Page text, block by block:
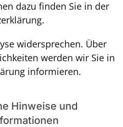
dazu finden Sie in der
widersprechen. Über
werden wir Sie in
informieren.
Hinweise und